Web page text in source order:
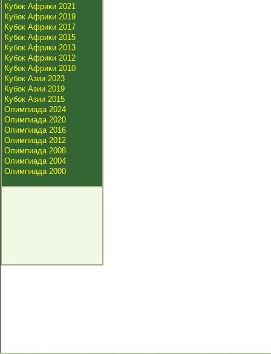
Кубок Африки 2021
Кубок Африки 2019
Кубок Африки 2017
Кубок Африки 2015
Кубок Африки 2013
Кубок Африки 2012
Кубок Африки 2010
Кубок Азии 2023
Кубок Азии 2019
Кубок Азии 2015
Олимпиада 2024
Олимпиада 2020
Олимпиада 2016
Олимпиада 2012
Олимпиада 2008
Олимпиада 2004
Олимпиада 2000